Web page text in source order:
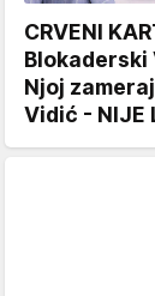
CRVENI
Blokaderski
Njoj
Vidić - NIJE